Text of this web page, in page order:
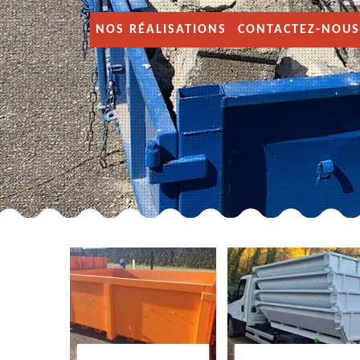
NOS RÉALISATIONS CONTACTEZ-